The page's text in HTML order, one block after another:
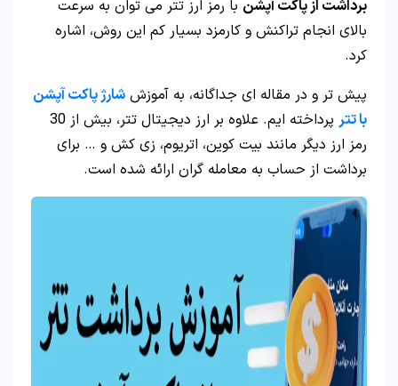
برداشت از پاکت آپشن با رمز ارز تتر می توان به سرعت
بالای انجام تراکنش و کارمزد بسیار کم این روش، اشاره
کرد.
پیش تر و در مقاله ای جداگانه، به آموزش شارژ پاکت آپشن
با تتر
پرداخته ایم. علاوه بر ارز دیجیتال تتر، بیش از 30
رمز ارز دیگر مانند بیت کوین، اتریوم، زی کش و … برای
برداشت از حساب به معامله گران ارائه شده است.